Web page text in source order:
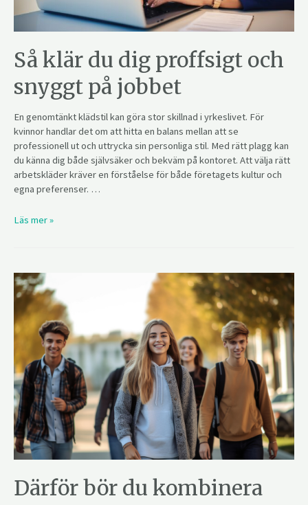
Så klär du dig proffsigt och
snyggt på jobbet
En genomtänkt klädstil kan göra stor skillnad i yrkeslivet. För
kvinnor handlar det om att hitta en balans mellan att se
professionell ut och uttrycka sin personliga stil. Med rätt plagg kan
du känna dig både självsäker och bekväm på kontoret. Att välja rätt
arbetskläder kräver en förståelse för både företagets kultur och
egna preferenser. …
Läs mer »
Därför bör du kombinera